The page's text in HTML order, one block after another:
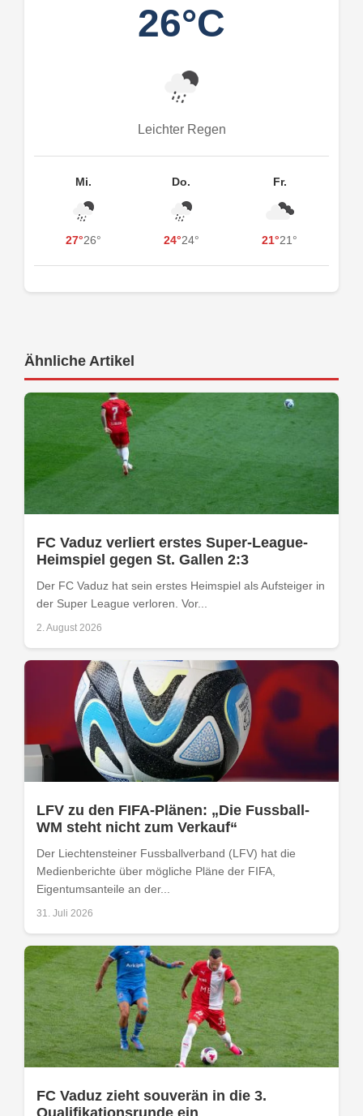
26°C
Leichter Regen
Mi.
27°26°
Do.
24°24°
Fr.
21°21°
Ähnliche Artikel
FC Vaduz verliert erstes Super-League-
Heimspiel gegen St. Gallen 2:3
Der FC Vaduz hat sein erstes Heimspiel als Aufsteiger in
der Super League verloren. Vor...
2. August 2026
LFV zu den FIFA-Plänen: „Die Fussball-
WM steht nicht zum Verkauf“
Der Liechtensteiner Fussballverband (LFV) hat die
Medienberichte über mögliche Pläne der FIFA,
Eigentumsanteile an der...
31. Juli 2026
FC Vaduz zieht souverän in die 3.
Qualifikationsrunde ein